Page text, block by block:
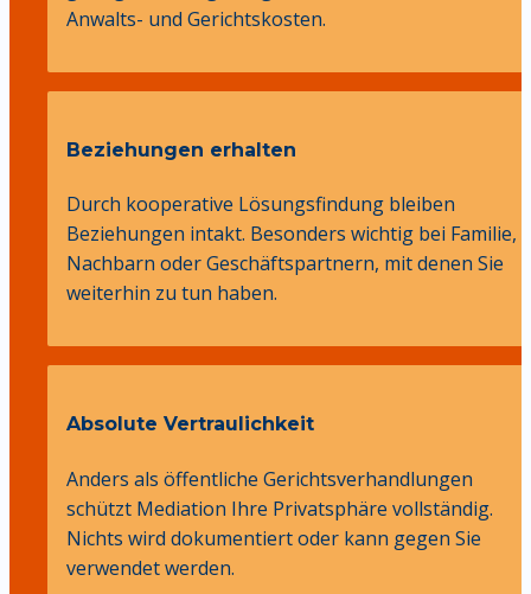
Anwalts- und Gerichtskosten.
Beziehungen erhalten
Durch kooperative Lösungsfindung bleiben
Beziehungen intakt. Besonders wichtig bei Familie,
Nachbarn oder Geschäftspartnern, mit denen Sie
weiterhin zu tun haben.
Absolute Vertraulichkeit
Anders als öffentliche Gerichtsverhandlungen
schützt Mediation Ihre Privatsphäre vollständig.
Nichts wird dokumentiert oder kann gegen Sie
verwendet werden.